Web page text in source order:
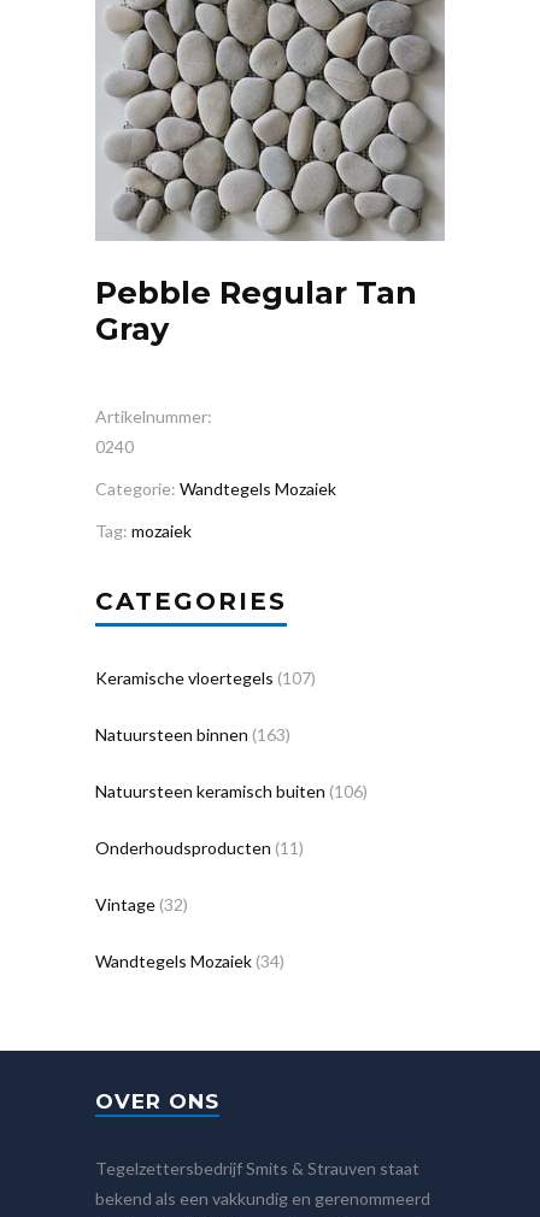
Pebble Regular Tan
Gray
Artikelnummer:
0240
Categorie: Wandtegels Mozaiek
Tag: mozaiek
CATEGORIES
Keramische vloertegels (107)
Natuursteen binnen (163)
Natuursteen keramisch buiten (106)
Onderhoudsproducten (11)
Vintage (32)
Wandtegels Mozaiek (34)
OVER ONS
Tegelzettersbedrijf Smits & Strauven staat
bekend als een vakkundig en gerenommeerd